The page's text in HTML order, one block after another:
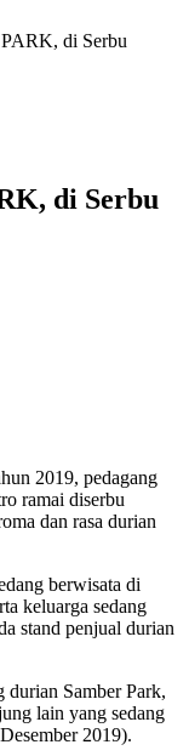
di Serbu
di Serbu
2019, pedagang
ramai diserbu
dan rasa durian
berwisata di
keluarga sedang
stand penjual durian
durian Samber Park,
lain yang sedang
2019).